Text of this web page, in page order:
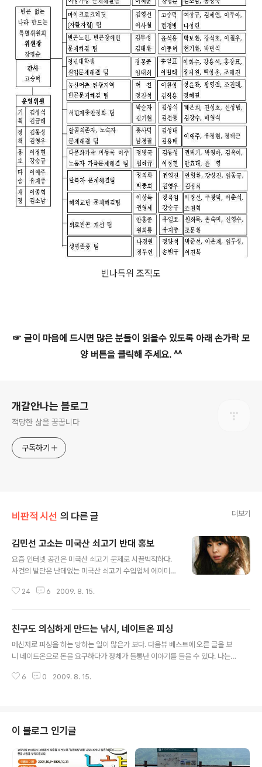
빈나특위 조직도
☞ 글이 마음에 드시면 많은 분들이 읽을수 있도록 아래 손가락 모
양 버튼을 클릭해 주세요. ^^
개갈안나는 블로그
적당한 삶을 꿈꿉니다
구독하기
비판적 시선 의 다른 글 더보기
김민선 고소는 미국산 쇠고기 반대 홍보
요즘 인터넷 공간은 미국산 쇠고기 문제로 시끌벅적하다.
사건의 발단은 난데없는 미국산 쇠고기 수입업체 에이미트
트는 작년 촛불시위로 인해 큰 손해를 입었고 김민선이 촛
고기 파동'에 관련해 자신의 의견을 피력했다. 미니홈피라
는 곳이 무엇인가? 공식 사이트도 아니고 지극히 개인적인
일촌이라는 친구들과 소통하는 곳이다. 이런 곳에 자신의
에이미트측은 김민선의 버르장머리를 고치겠다며 소송을
24 6 2009. 8. 15.
친구도 의심하게 만드는 낚시, 네이트온 피싱
메신저로 피싱을 하는 당하는 일이 많은가 보다. 다음뷰 베스트에 오른 글을 보
니 네이트온으로 돈을 요구하다가 정체가 들통난 이야기를 들을 수 있다. 나는
고 쪽지들은 완전 공해수준을 넘어 정신적 스트레스까지 준다. 우체국을 사칭한
그만두고 가게를 개업했다. 개업 초기이다보니 여기저기 돈이 많이 들어간다.
여러 경로를 통해 그분의 사정을 듣고 있었고, 회사에 같이 있을때도 자금이 부
족한 걸 알고 있었다. 그..
6 0 2009. 8. 15.
이 블로그 인기글